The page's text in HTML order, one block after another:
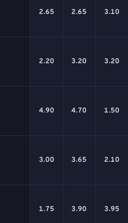
2.65 2.65 3.10
2.20 3.20 3.20
4.90 4.70 1.50
3.00 3.65 2.10
1.75 3.90 3.95